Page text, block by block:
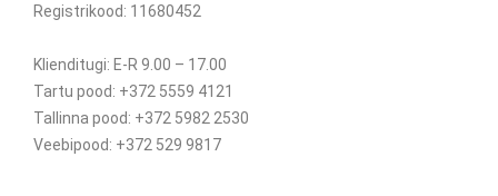
Registrikood: 11680452
Klienditugi: E-R 9.00 – 17.00
Tartu pood: +372 5559 4121
Tallinna pood: +372 5982 2530
Veebipood: +372 529 9817